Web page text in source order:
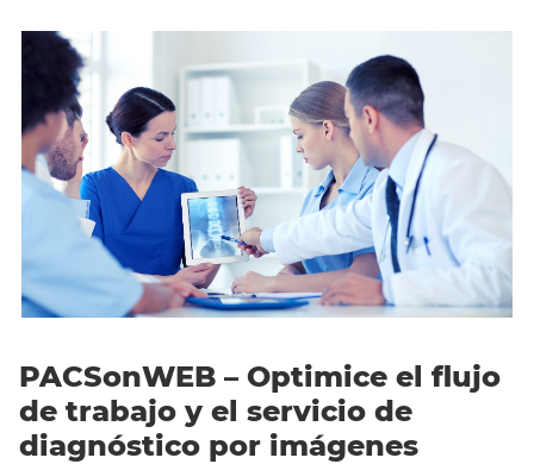
PACSonWEB – Optimice el flujo
de trabajo y el servicio de
diagnóstico por imágenes